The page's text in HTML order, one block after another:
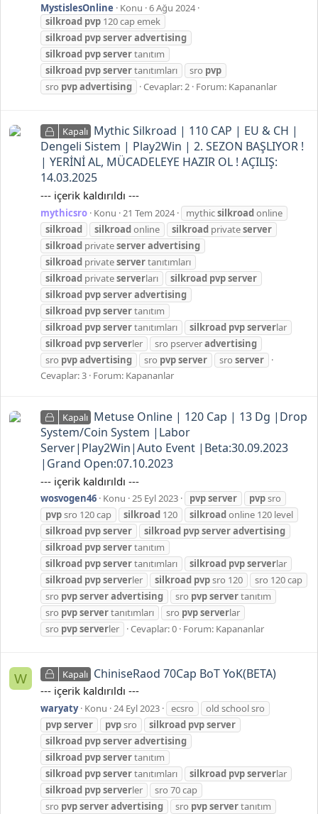
MystislesOnline Konu 6 Ağu 2024
silkroad pvp 120 cap emek
silkroad pvpserveradvertising
silkroad pvpservertanıtım
silkroad pvpservertanıtımları sro pvp
sro pvpadvertising Cevaplar: 2 Forum: Kapananlar
Kapalı Mythic Silkroad | 110 CAP | EU & CH |
Dengeli Sistem | Play2Win | 2. SEZON BAŞLIYOR !
| YERİNİ AL, MÜCADELEYE HAZIR OL ! AÇILIŞ:
14.03.2025
--- içerik kaldırıldı ---
mythicsro Konu 21 Tem 2024 mythicsilkroadonline
silkroad
silkroadonline silkroad privateserver
silkroad privateserveradvertising
silkroad privateservertanıtımları
silkroad privateserverları silkroad pvpserver
silkroad pvpserveradvertising
silkroad pvpservertanıtım
silkroad pvpservertanıtımları silkroad pvpserverlar
silkroad pvpserverler sro pserveradvertising
sro pvpadvertising sro pvpserver sro server
Cevaplar: 3 Forum: Kapananlar
Kapalı Metuse Online | 120 Cap | 13 Dg |Drop
System/Coin System |Labor
Server|Play2Win|Auto Event |Beta:30.09.2023
|Grand Open:07.10.2023
--- içerik kaldırıldı ---
wosvogen46 Konu 25 Eyl 2023 pvpserver pvpsro
pvpsro 120 cap silkroad 120 silkroad online 120 level
silkroad pvpserver silkroad pvpserveradvertising
silkroad pvpservertanıtım
silkroad pvpservertanıtımları silkroad pvpserverlar
silkroad pvpserverler silkroad pvpsro 120
sro 120 cap
sro pvpserveradvertising sro pvpservertanıtım
sro pvpservertanıtımları sro pvpserverlar
sro pvpserverler Cevaplar: 0 Forum: Kapananlar
W Kapalı ChiniseRaod 70Cap BoT YoK(BETA)
--- içerik kaldırıldı ---
waryaty Konu 24 Eyl 2023 ecsro
old school sro
pvpserver pvpsro silkroad pvpserver
silkroad pvpserveradvertising
silkroad pvpservertanıtım
silkroad pvpservertanıtımları silkroad pvpserverlar
silkroad pvpserverler
sro 70 cap
sro pvpserveradvertising sro pvpservertanıtım